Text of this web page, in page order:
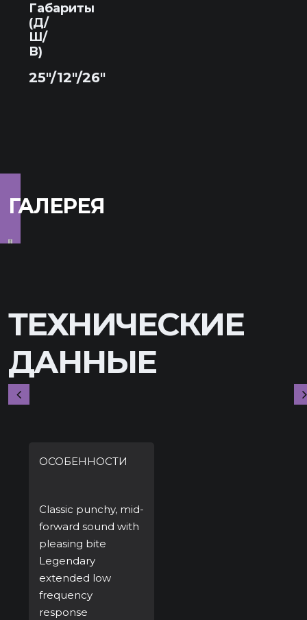
Габариты
(Д/
Ш/
В)
25"/12"/26"
ГАЛЕРЕЯ
ТЕХНИЧЕСКИЕ
ДАННЫЕ
ОСОБЕННОСТИ
Classic punchy, mid-
forward sound with
pleasing bite
Legendary
extended low
frequency
response